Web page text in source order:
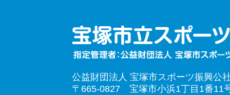
公益財団法人 宝塚市スポーツ振興公
〒665-0827 宝塚市小浜1丁目1番11